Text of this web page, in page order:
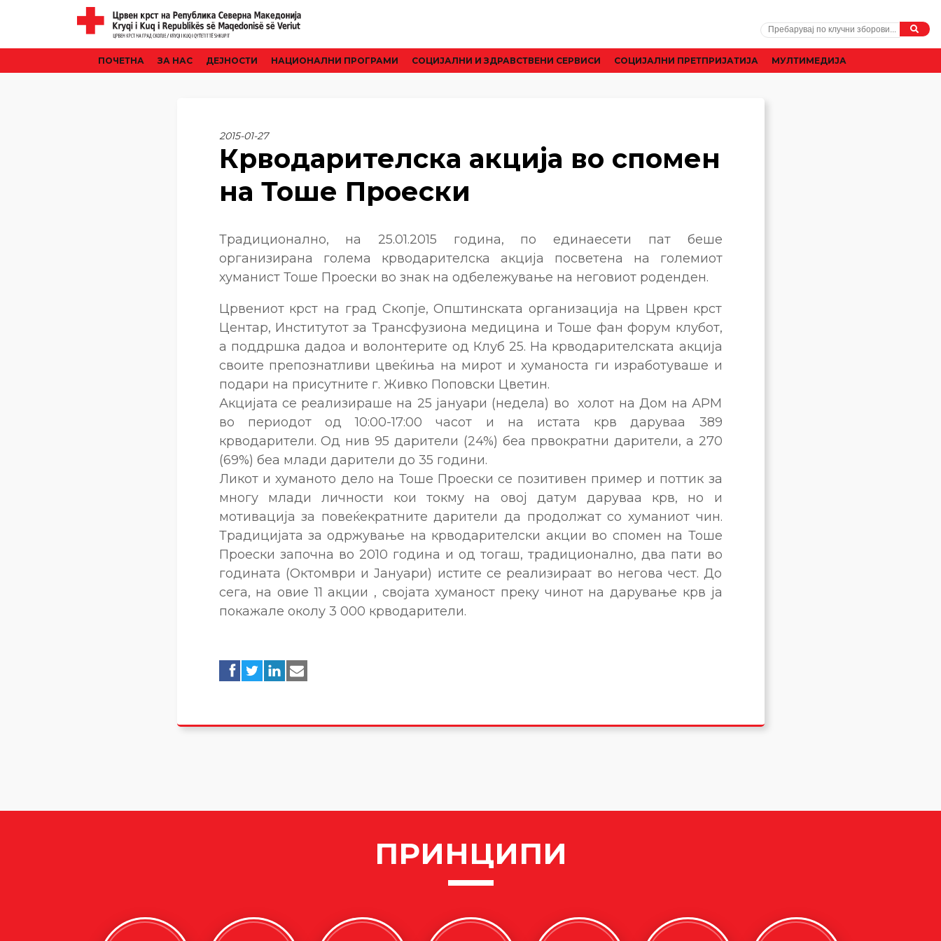
ПОЧЕТНА ЗА НАС ДЕЈНОСТИ НАЦИОНАЛНИ ПРОГРАМИ CОЦИЈАЛНИ И ЗДРАВСТВЕНИ СЕРВИСИ СОЦИЈАЛНИ ПРЕТПРИЈАТИЈА МУЛТИМЕДИЈА
2015-01-27
Крводарителска акција во спомен
на Тоше Проески
Традиционално, на 25.01.2015 година, по единаесети пат беше
организирана голема крводарителска акција посветена на големиот
хуманист Тоше Проески во знак на одбележување на неговиот роденден.
Црвениот крст на град Скопје, Општинската организација на Црвен крст
Центар, Институтот за Трансфузиона медицина и Тоше фан форум клубот,
а поддршка дадоа и волонтерите од Клуб 25. На крводарителската акција
своите препознатливи цвеќиња на мирот и хуманоста ги изработуваше и
подари на присутните г. Живко Поповски Цветин.
Акцијата се реализираше на 25 јануари (недела) во холот на Дом на АРМ
во периодот од 10:00-17:00 часот и на истата крв даруваа 389
крводарители. Од нив 95 дарители (24%) беа првократни дарители, а 270
(69%) беа млади дарители до 35 години.
Ликот и хуманото дело на Тоше Проески се позитивен пример и поттик за
многу млади личности кои токму на овој датум даруваа крв, но и
мотивација за повеќекратните дарители да продолжат со хуманиот чин.
Традицијата за одржување на крводарителски акции во спомен на Тоше
Проески започна во 2010 година и од тогаш, традиционално, два пати во
годината (Октомври и Јануари) истите се реализираат во негова чест. До
сега, на овие 11 акции , својата хуманост преку чинот на дарување крв ја
покажале околу 3 000 крводарители.
ПРИНЦИПИ